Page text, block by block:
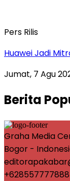
Pers Rilis
Huawei Jadi
Jumat, 7 Agu
Berita
Graha Media
Bogor -
+628557777888